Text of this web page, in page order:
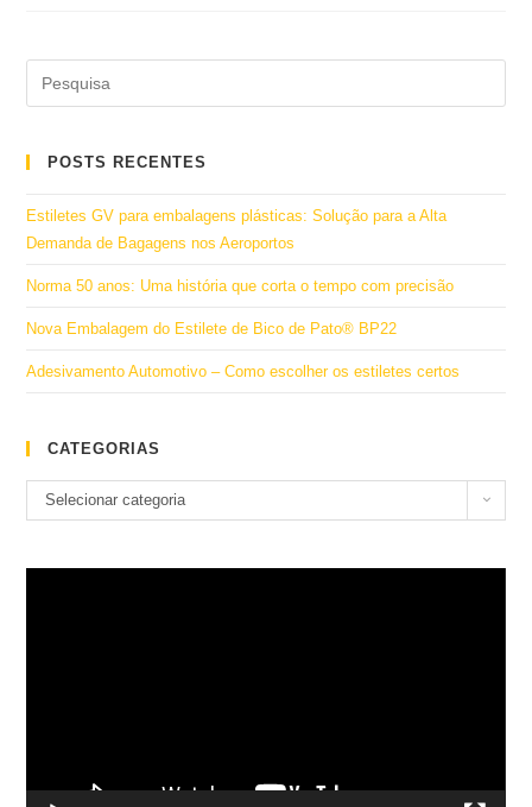
POSTS RECENTES
Estiletes GV para embalagens plásticas: Solução para a Alta
Demanda de Bagagens nos Aeroportos
Norma 50 anos: Uma história que corta o tempo com precisão
Nova Embalagem do Estilete de Bico de Pato® BP22
Adesivamento Automotivo – Como escolher os estiletes certos
CATEGORIAS
Categorias
Selecionar categoria